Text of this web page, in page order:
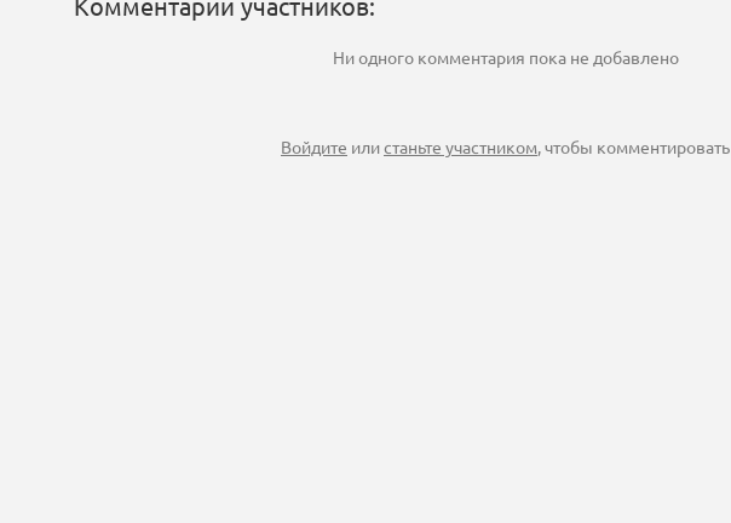
Ни одного комментария пока не добавлено
Войдите илистаньте участником, чтобы комментировать